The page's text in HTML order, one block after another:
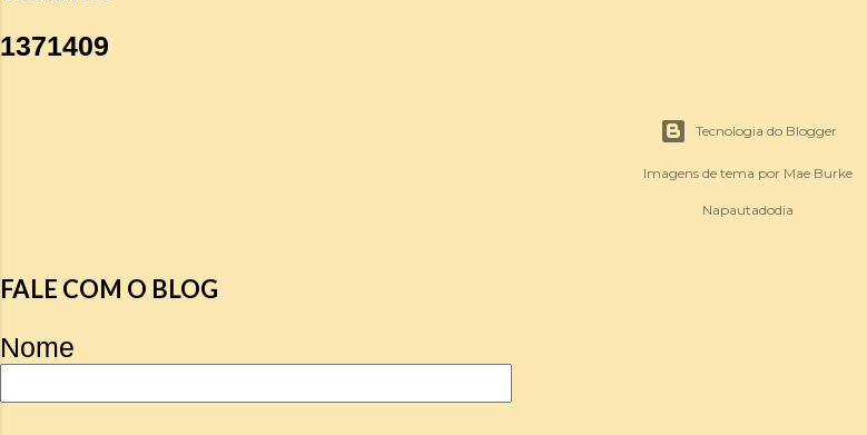
1371409
Tecnologia do Blogger
Imagens de tema por Mae Burke
Napautadodia
FALE COM O BLOG
Nome